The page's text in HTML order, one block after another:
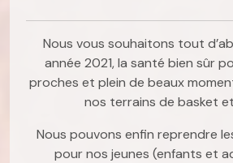
Nous vous souhaitons tout
année 2021, la santé bien sûr
proches et plein de beaux
nos terrains de basket
Nous pouvons enfin reprendre
pour nos jeunes (enfants et